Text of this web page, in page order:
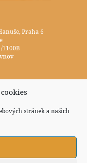
stránek a našich
Praha 6
1100B